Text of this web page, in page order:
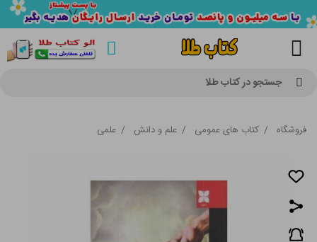
جستجو در کتاب طلا
فروشگاه / کتاب های عمومی / علم و دانش / علمی